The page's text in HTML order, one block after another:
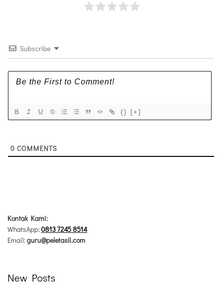
Subscribe
{} [+]
0 COMMENTS
Kontak Kami:
WhatsApp:0813 7245 8514
Email:guru@peletasli.com
New Posts